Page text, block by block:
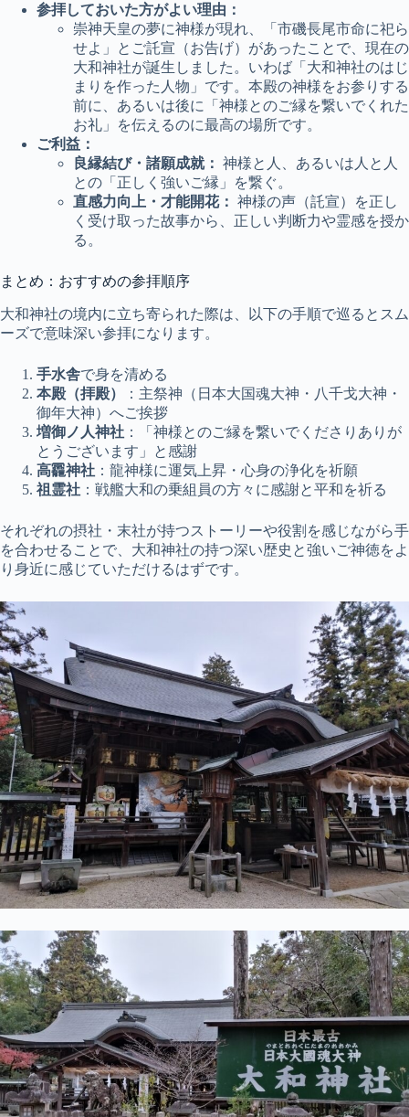
参拝しておいた方がよい理由：
崇神天皇の夢に神様が現れ、「市磯長尾市命に祀ら
せよ」とご託宣（お告げ）があったことで、現在の
大和神社が誕生しました。いわば「大和神社のはじ
まりを作った人物」です。本殿の神様をお参りする
前に、あるいは後に「神様とのご縁を繋いでくれた
お礼」を伝えるのに最高の場所です。
ご利益：
良縁結び・諸願成就： 神様と人、あるいは人と人
との「正しく強いご縁」を繋ぐ。
直感力向上・才能開花： 神様の声（託宣）を正し
く受け取った故事から、正しい判断力や霊感を授か
る。
まとめ：おすすめの参拝順序
大和神社の境内に立ち寄られた際は、以下の手順で巡るとスム
ーズで意味深い参拝になります。
手水舎で身を清める
本殿（拝殿）
：主祭神（日本大国魂大神・八千戈大神・
御年大神）へご挨拶
増御ノ人神社 ：「神様とのご縁を繋いでくださりありが
とうございます」と感謝
高龗神社 ：龍神様に運気上昇・心身の浄化を祈願
祖霊社 ：戦艦大和の乗組員の方々に感謝と平和を祈る
それぞれの摂社・末社が持つストーリーや役割を感じながら手
を合わせることで、大和神社の持つ深い歴史と強いご神徳をよ
り身近に感じていただけるはずです。